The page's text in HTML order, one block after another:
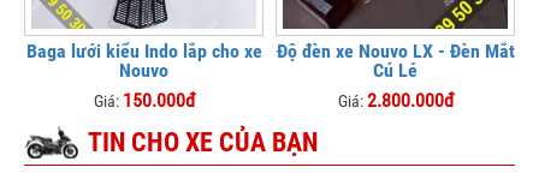
Baga lưới kiểu Indo lắp cho xe
Nouvo
Giá: 150.000đ
Độ đèn xe Nouvo LX - Đèn Mắt
Cú Lé
Giá:2.800.000đ
TIN CHO XE CỦA BẠN